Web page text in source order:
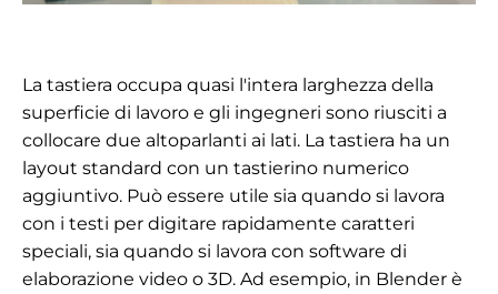
La tastiera occupa quasi l'intera larghezza della
superficie di lavoro e gli ingegneri sono riusciti a
collocare due altoparlanti ai lati. La tastiera ha un
layout standard con un tastierino numerico
aggiuntivo. Può essere utile sia quando si lavora
con i testi per digitare rapidamente caratteri
speciali, sia quando si lavora con software di
elaborazione video o 3D. Ad esempio, in Blender è